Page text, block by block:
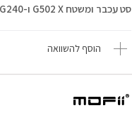
סט עכבר ומשטח G502 X ו-G240
הוסף להשוואה